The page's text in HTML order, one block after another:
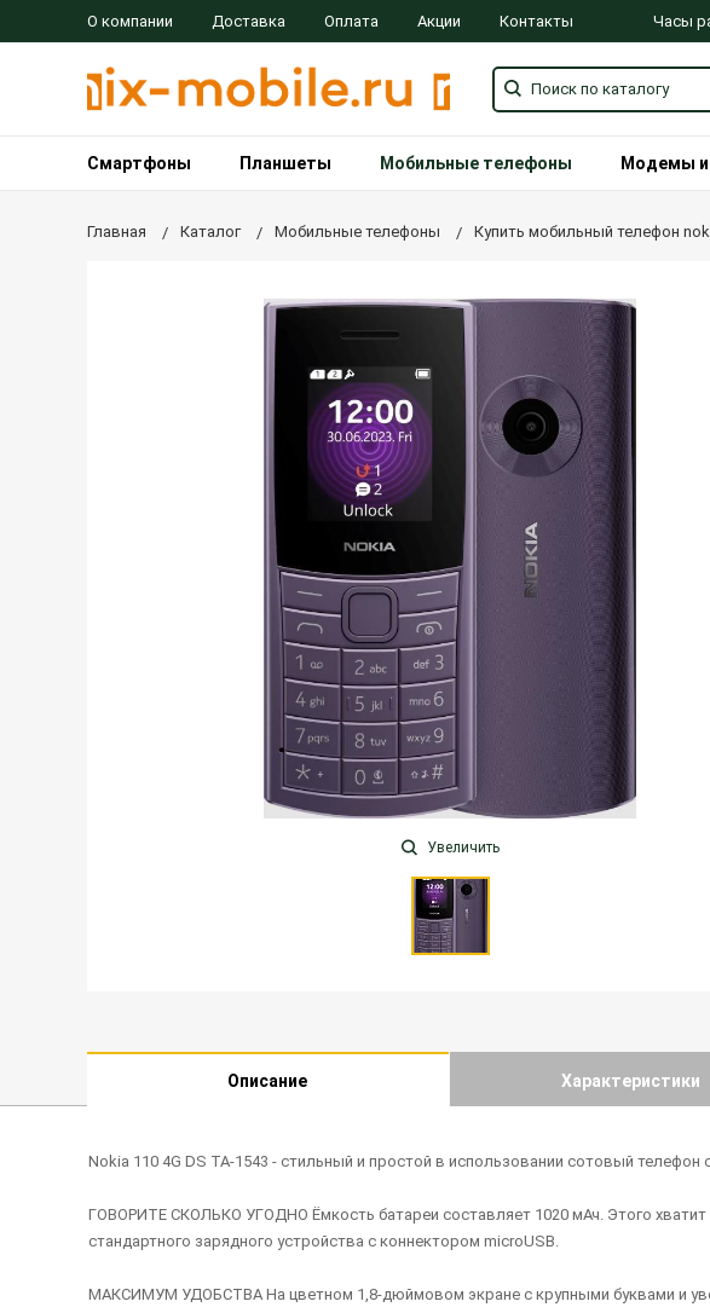
О компании Доставка Оплата Акции Контакты Часы
Смартфоны Планшеты Мобильные телефоны Модемы и
Главная Каталог Мобильные телефоны Купить мобильный телефон
Увеличить
Описание Характеристики
Nokia 110 4G DS TA-1543 - стильный и простой в использовании сотовый
ГОВОРИТЕ СКОЛЬКО УГОДНО Ёмкость батареи составляет 1020 мАч. Этого
стандартного зарядного устройства с коннектором microUSB.
МАКСИМУМ УДОБСТВА На цветном 1,8-дюймовом экране с крупными буквами и